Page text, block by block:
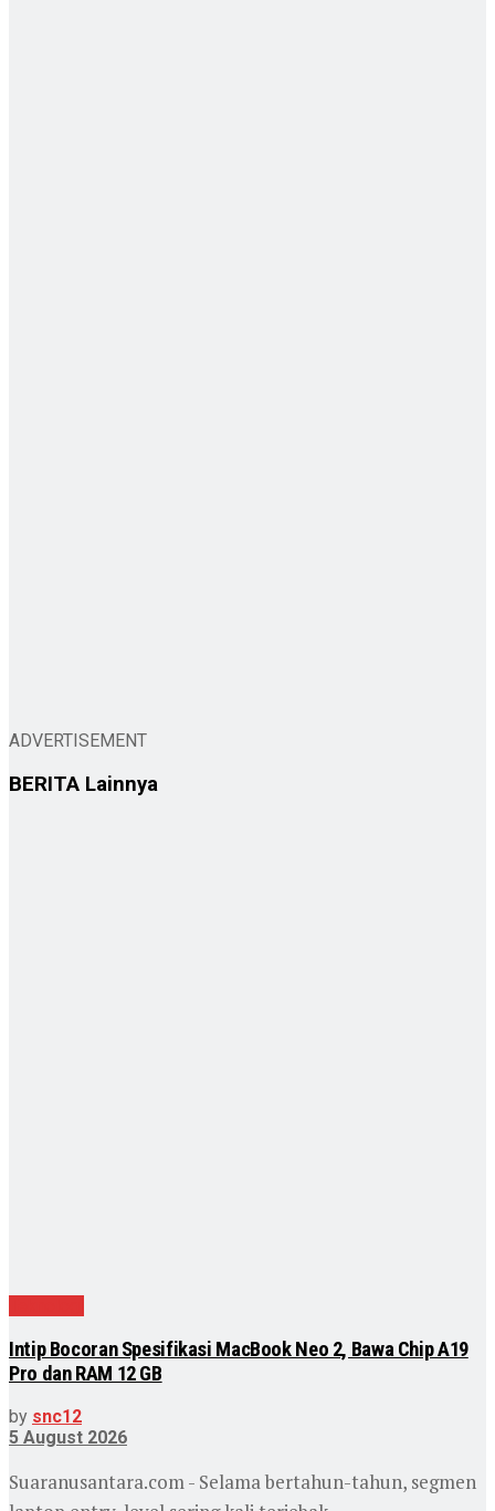
ADVERTISEMENT
BERITA Lainnya
Intip Bocoran Spesifikasi MacBook Neo 2, Bawa Chip A19
Pro dan RAM 12 GB
by snc12
5 August 2026
Suaranusantara.com - Selama bertahun-tahun, segmen